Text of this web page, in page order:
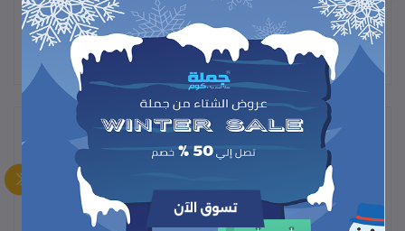
لم تكن هناك تقييمات لهذا المنتج حتى الآن.
احصلي على شعر صحي ولامع مع فرشاة الشعر متعددة الاستخدامات
المصممة لتدليك فروة الرأس وتقليل الكهرباء الساكنة.